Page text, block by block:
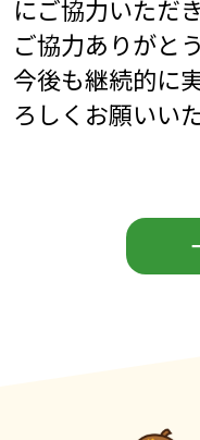
にご協力いただ
ご協力ありがと
今後も継続的に
ろしくお願いい